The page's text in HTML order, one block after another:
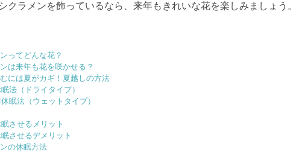
クラメンを飾っているなら、来年もきれいな花を楽しみましょう。
ってどんな花？
は来年も花を咲かせる？
には夏がカギ！夏越しの方法
法（ドライタイプ）
眠法（ウェットタイプ）
させるメリット
させるデメリット
の休眠方法